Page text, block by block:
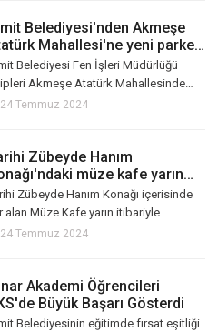
Belediyesi'nden Akmeşe
Mahallesi'ne yeni parke
Belediyesi Fen İşleri Müdürlüğü
Akmeşe Atatürk Mahallesinde
parke yol çalışmasıyla bölgenin
24 Temmuz 2024
Zübeyde Hanım
müze kafe yarın
açıyor
Zübeyde Hanım Konağı içerisinde
alan Müze Kafe yarın itibariyle
hizmet sunmaya başlayacak
24 Temmuz 2024
Akademi Öğrencileri
Büyük Başarı Gösterdi
Belediyesinin eğitimde fırsat eşitliği